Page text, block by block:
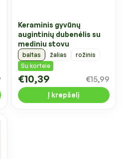
Keraminis gyvūnų
augintinių dubenėlis su
mediniu stovu
baltas žalias
rožinis
Su kortele
€10,39 €15,99
Į krepšelį